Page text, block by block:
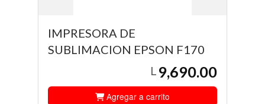
IMPRESORA DE
SUBLIMACION EPSON F170
L 9,690.00
Agregar a carrito